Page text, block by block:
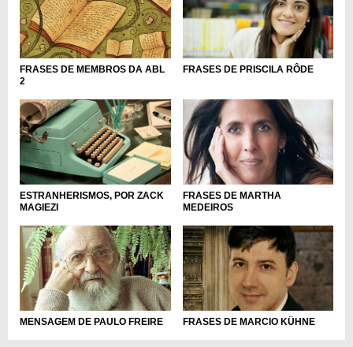
FRASES DE MEMBROS DA ABL
2
FRASES DE PRISCILA RÔDE
ESTRANHERISMOS, POR ZACK
MAGIEZI
FRASES DE MARTHA
MEDEIROS
MENSAGEM DE PAULO FREIRE FRASES DE MARCIO KÜHNE